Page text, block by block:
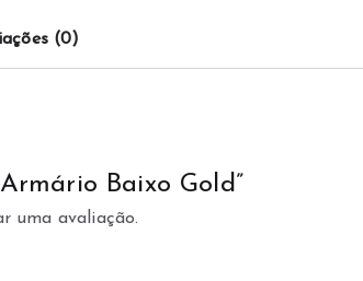
(0)
Baixo Gold”
uma avaliação.